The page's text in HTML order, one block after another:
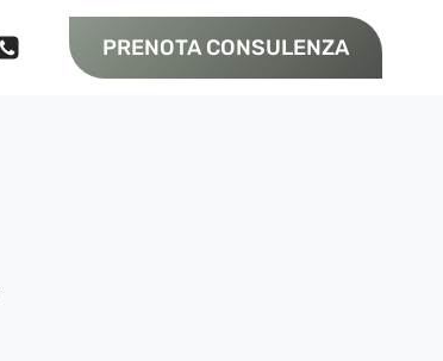
PRENOTA CONSULENZA